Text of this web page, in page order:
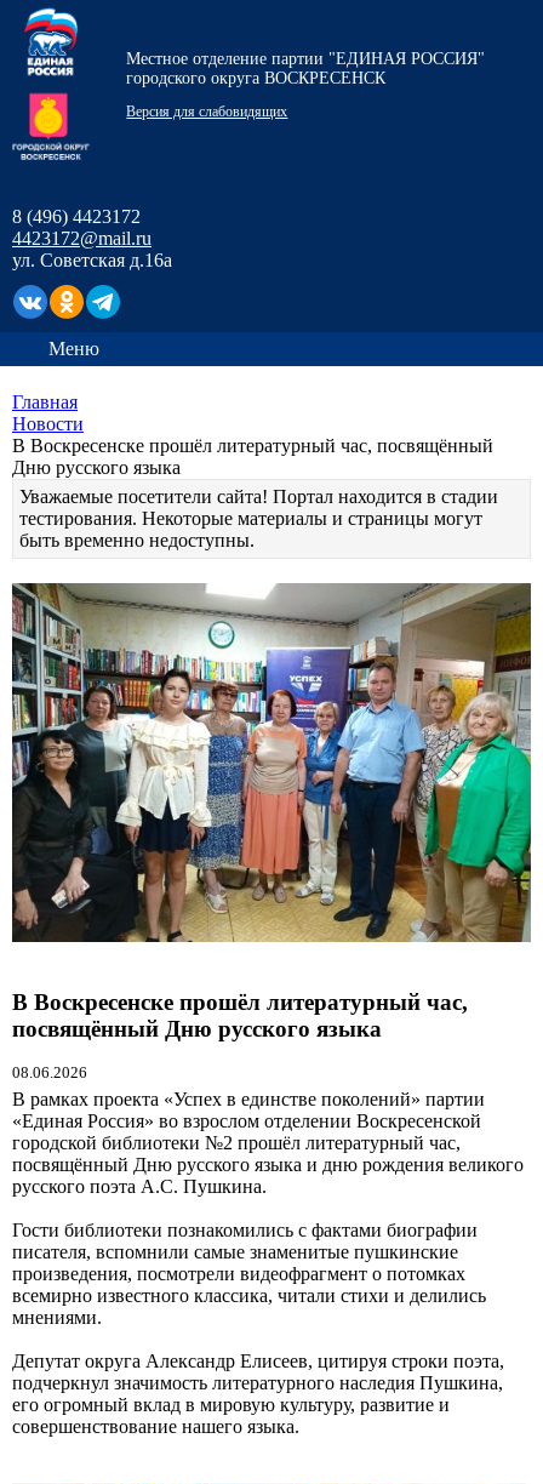
Местное отделение партии "ЕДИНАЯ РОССИЯ"
городского округа ВОСКРЕСЕНСК
Версия для слабовидящих
8 (496) 4423172
4423172@mail.ru
ул. Советская д.16а
Меню
Главная
Новости
В Воскресенске прошёл литературный час, посвящённый
Дню русского языка
Уважаемые посетители сайта! Портал находится в стадии
тестирования. Некоторые материалы и страницы могут
быть временно недоступны.
В Воскресенске прошёл литературный час,
посвящённый Дню русского языка
08.06.2026
В рамках проекта «Успех в единстве поколений» партии
«Единая Россия» во взрослом отделении Воскресенской
городской библиотеки №2 прошёл литературный час,
посвящённый Дню русского языка и дню рождения великого
русского поэта А.С. Пушкина.
Гости библиотеки познакомились с фактами биографии
писателя, вспомнили самые знаменитые пушкинские
произведения, посмотрели видеофрагмент о потомках
всемирно известного классика, читали стихи и делились
мнениями.
Депутат округа Александр Елисеев, цитируя строки поэта,
подчеркнул значимость литературного наследия Пушкина,
его огромный вклад в мировую культуру, развитие и
совершенствование нашего языка.